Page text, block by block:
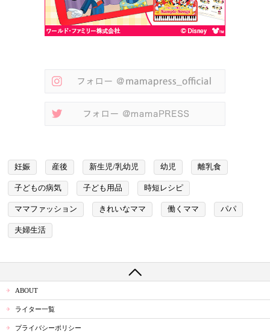
妊娠 産後 新生児/乳幼児 幼児 離乳食
子どもの病気 子ども用品 時短レシピ
ママファッション きれいなママ 働くママ パパ
夫婦生活
ABOUT
ライター一覧
プライバシーポリシー